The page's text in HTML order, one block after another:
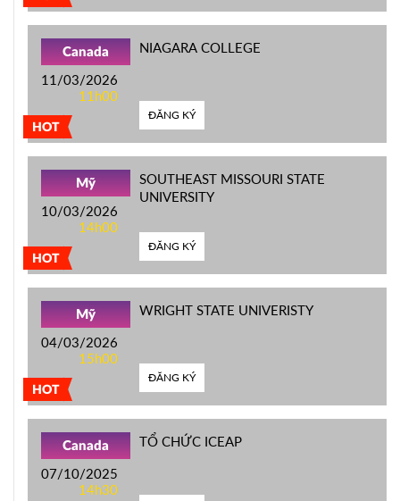
HOT
Canada
11/03/2026
11h00
NIAGARA COLLEGE
ĐĂNG KÝ
HOT
Mỹ
10/03/2026
14h00
SOUTHEAST MISSOURI STATE
UNIVERSITY
ĐĂNG KÝ
HOT
Mỹ
04/03/2026
15h00
WRIGHT STATE UNIVERISTY
ĐĂNG KÝ
Canada
07/10/2025
14h30
TỔ CHỨC ICEAP